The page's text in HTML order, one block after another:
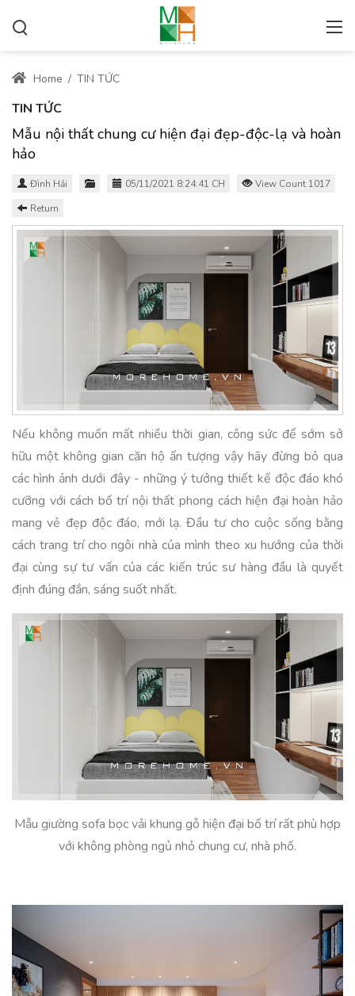
Home / TIN TỨC
TIN TỨC
Mẫu nội thất chung cư hiện đại đẹp-độc-lạ và hoàn
hảo
Đình Hải 05/11/2021 8:24:41 CH
View Count 1017
Return
Nếu không muốn mất nhiều thời gian, công sức để sớm sở
hữu một không gian căn hộ ấn tượng vậy hãy đừng bỏ qua
các hình ảnh dưới đây - những ý tưởng thiết kế độc đáo khó
cưỡng với cách bố trí nội thất phong cách hiện đại hoàn hảo
mang vẻ đẹp độc đáo, mới lạ. Đầu tư cho cuộc sống bằng
cách trang trí cho ngôi nhà của mình theo xu hướng của thời
đại cùng sự tư vấn của các kiến trúc sư hàng đầu là quyết
định đúng đắn, sáng suốt nhất.
Mẫu giường sofa bọc vải khung gỗ hiện đại bố trí rất phù hợp
với không phòng ngủ nhỏ chung cư, nhà phố.